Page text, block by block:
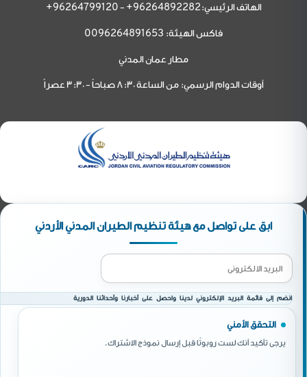
الهاتف الرئيسي: 96264892282+
-
96264799120+
فاكس الهيئة: 0096264891653
مطار عمان المدني
أوقات الدوام الرسمي: من الساعة 8:30 صباحاً - 3:30 عصراً
ابق على تواصل مع هيئة تنظيم الطيران المدني الأردني
انضم إلى قائمة البريد الإلكتروني لدينا واحصل على أخبارنا وأحداثنا الدورية
التحقق الأمني
يرجى تأكيد أنك لست روبوتًا قبل إرسال نموذج الاشتراك.